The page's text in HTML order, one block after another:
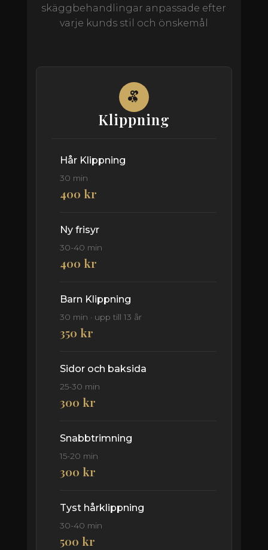
skäggbehandlingar anpassade efter
varje kunds stil och önskemål
Klippning
Hår Klippning
30 min
400 kr
Ny frisyr
30-40 min
400 kr
Barn Klippning
30 min · upp till 13 år
350 kr
Sidor och baksida
25-30 min
300 kr
Snabbtrimning
15-20 min
300 kr
Tyst hårklippning
30-40 min
500 kr